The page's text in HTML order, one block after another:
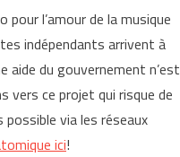
l’amour de la musique
indépendants arrivent à
aide du gouvernement n’est
vers ce projet qui risque de
via les réseaux
ici!